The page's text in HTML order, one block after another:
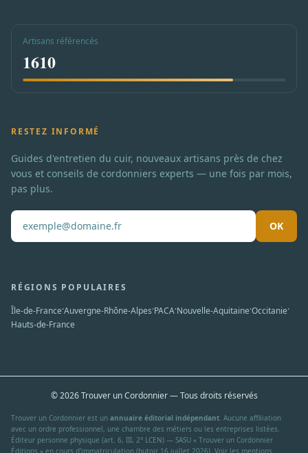
Artisans référencés
1610
RESTEZ INFORMÉ
Guides d'entretien du cuir, nouveaux artisans près de chez
vous et conseils de cordonniers experts — une fois par mois,
pas plus.
OK
RÉGIONS POPULAIRES
Île-de-France·Auvergne-Rhône-Alpes·PACA·Nouvelle-Aquitaine·Occitanie·
Hauts-de-France
© 2026 Trouver un Cordonnier — Tous droits réservés
Trouver un Cordonnier est un annuaire éditorial indépendant. Aucune affiliation
avec un ordre professionnel, une chambre des métiers ou les entreprises listées.
Éditeur personne physique (art. 6, III, 2° LCEN) — SASU « Trouver un Cordonnier
Éditions » en cours d'immatriculation (butoir 16 juillet 2026). Voir les mentions